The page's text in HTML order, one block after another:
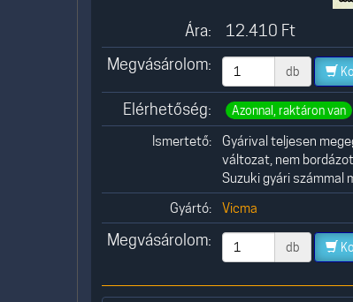
Ára: 12.410 Ft
Megvásárolom:
db
Elérhetőség: Azonnal, raktáron van
Ismertető:
Gyárival teljesen
változat, nem
Suzuki gyári
Gyártó:
Vicma
Megvásárolom: db